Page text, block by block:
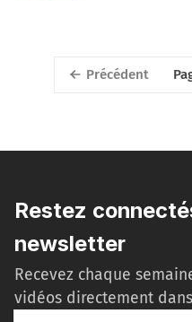
Précédent
Restez
newsletter
Recevez chaque
vidéos directement